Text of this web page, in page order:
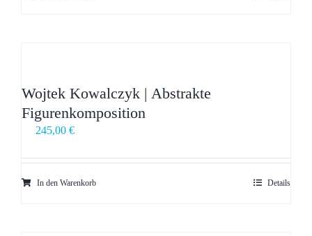
Wojtek Kowalczyk | Abstrakte
Figurenkomposition
245,00 €
In den Warenkorb Details